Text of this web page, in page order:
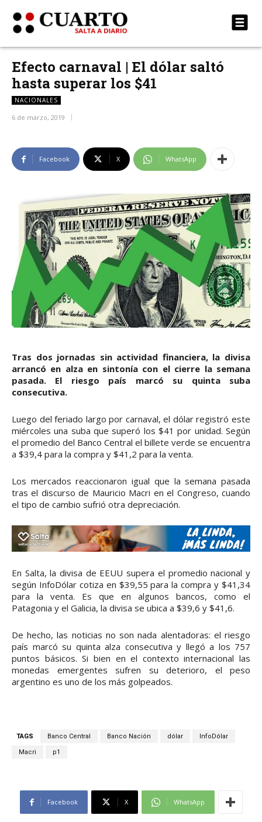
Efecto carnaval | El dólar saltó
hasta superar los $41
NACIONALES
6 de marzo, 2019
Facebook X WhatsApp
Tras dos jornadas sin actividad financiera, la divisa
arrancó en alza en sintonía con el cierre la semana
pasada. El riesgo país marcó su quinta suba
consecutiva.
Luego del feriado largo por carnaval, el dólar registró este
miércoles una suba que superó los $41 por unidad. Según
el promedio del Banco Central el billete verde se encuentra
a $39,4 para la compra y $41,2 para la venta.
Los mercados reaccionaron igual que la semana pasada
tras el discurso de Mauricio Macri en el Congreso, cuando
el tipo de cambio sufrió otra depreciación.
En Salta, la divisa de EEUU supera el promedio nacional y
según InfoDólar cotiza en $39,55 para la compra y $41,34
para la venta. Es que en algunos bancos, como el
Patagonia y el Galicia, la divisa se ubica a $39,6 y $41,6.
De hecho, las noticias no son nada alentadoras: el riesgo
país marcó su quinta alza consecutiva y llegó a los 757
puntos básicos. Si bien en el contexto internacional las
monedas emergentes sufren su deterioro, el peso
argentino es uno de los más golpeados.
TAGS Banco Central Banco Nación dólar InfoDólar
Macri p1
Facebook X WhatsApp